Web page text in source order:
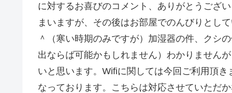
に対するお喜びのコメント、ありがとうござ
まいますが、その後はお部屋でのんびりとし
＾（寒い時期のみですが）加湿器の件、クシ
出ならば可能かもしれません）わかりません
いと思います。Wifiに関しては今回ご利用頂
なっております。こちらは対応させていただ